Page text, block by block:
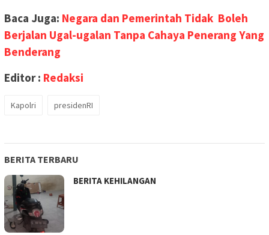
Baca Juga: Negara dan Pemerintah Tidak Boleh
Berjalan Ugal-ugalan Tanpa Cahaya Penerang Yang
Benderang
Editor : Redaksi
Kapolri presidenRI
BERITA TERBARU
BERITA KEHILANGAN